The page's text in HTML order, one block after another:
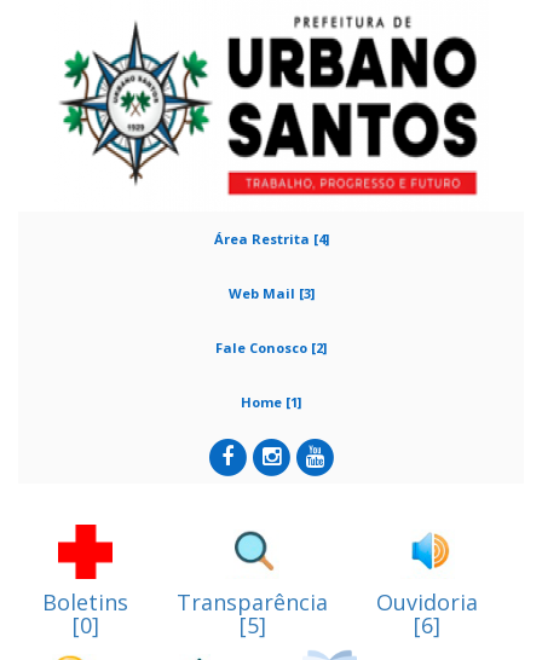
Área Restrita [4]
Web Mail [3]
Fale Conosco [2]
Home [1]
Boletins
[0]
Transparência
[5]
Ouvidoria
[6]